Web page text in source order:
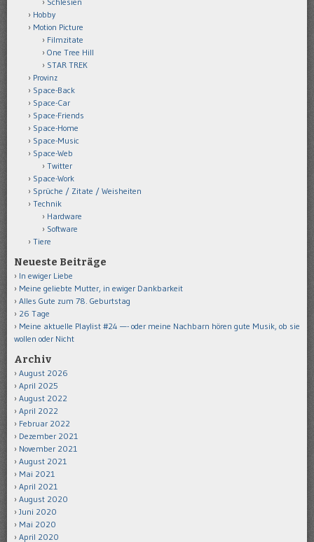
Hobby
Motion Picture
Filmzitate
One Tree Hill
STAR TREK
Provinz
Space-Back
Space-Car
Space-Friends
Space-Home
Space-Music
Space-Web
Twitter
Space-Work
Sprüche / Zitate / Weisheiten
Technik
Hardware
Software
Tiere
Neueste Beiträge
In ewiger Liebe
Meine geliebte Mutter, in ewiger Dankbarkeit
Alles Gute zum 78. Geburtstag
26 Tage
Meine aktuelle Playlist #24 —- oder meine Nachbarn hören gute Musik, ob sie
wollen oder Nicht
Archiv
August 2026
April 2025
August 2022
April 2022
Februar 2022
Dezember 2021
November 2021
August 2021
Mai 2021
April 2021
August 2020
Juni 2020
Mai 2020
April 2020